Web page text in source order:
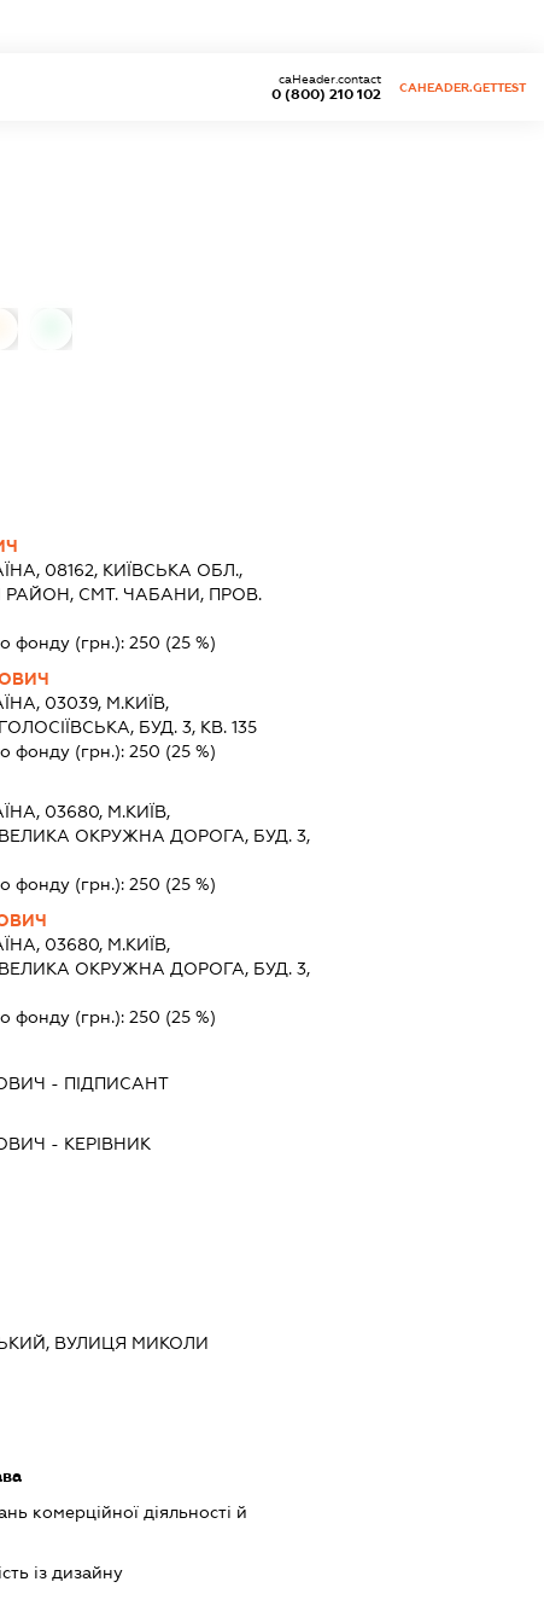
0 (800) 210 102
caHeader.contact
CAHEADER.GETTEST
08162, КИЇВСЬКА ОБЛ.,
СМТ. ЧАБАНИ, ПРОВ.
фонду (грн.): 250 (25 %)
03039, М.КИЇВ,
БУД. 3, КВ. 135
фонду (грн.): 250 (25 %)
03680, М.КИЇВ,
ОКРУЖНА ДОРОГА, БУД. 3,
фонду (грн.): 250 (25 %)
03680, М.КИЇВ,
ОКРУЖНА ДОРОГА, БУД. 3,
фонду (грн.): 250 (25 %)
- ПІДПИСАНТ
- КЕРІВНИК
ВУЛИЦЯ МИКОЛИ
комерційної діяльності й
із дизайну